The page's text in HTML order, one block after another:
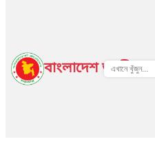
বাংলাদেশ জাতীয়